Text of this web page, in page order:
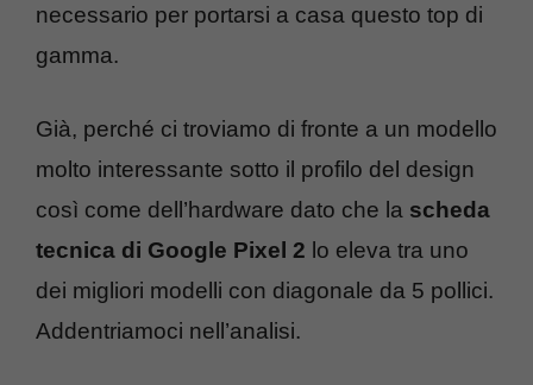
necessario per portarsi a casa questo top di
gamma.
Già, perché ci troviamo di fronte a un modello
molto interessante sotto il profilo del design
così come dell’hardware dato che la scheda
tecnica di Google Pixel 2 lo eleva tra uno
dei migliori modelli con diagonale da 5 pollici.
Addentriamoci nell’analisi.